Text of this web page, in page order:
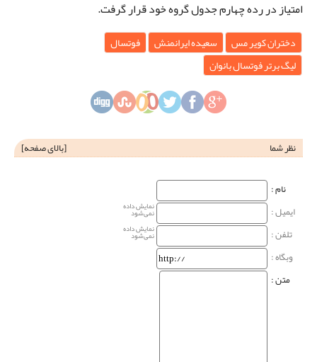
امتیاز در رده چهارم جدول گروه خود قرار گرفت.
دختران کویر مس سعیده ایرانمنش
فوتسال
لیگ برتر فوتسال بانوان
نظر شما [بالای صفحه]
نام‌ :
ایمیل :
نمایش داده
نمی‌شود
تلفن : نمایش داده
نمی‌شود
وبگاه‌ :
متن :